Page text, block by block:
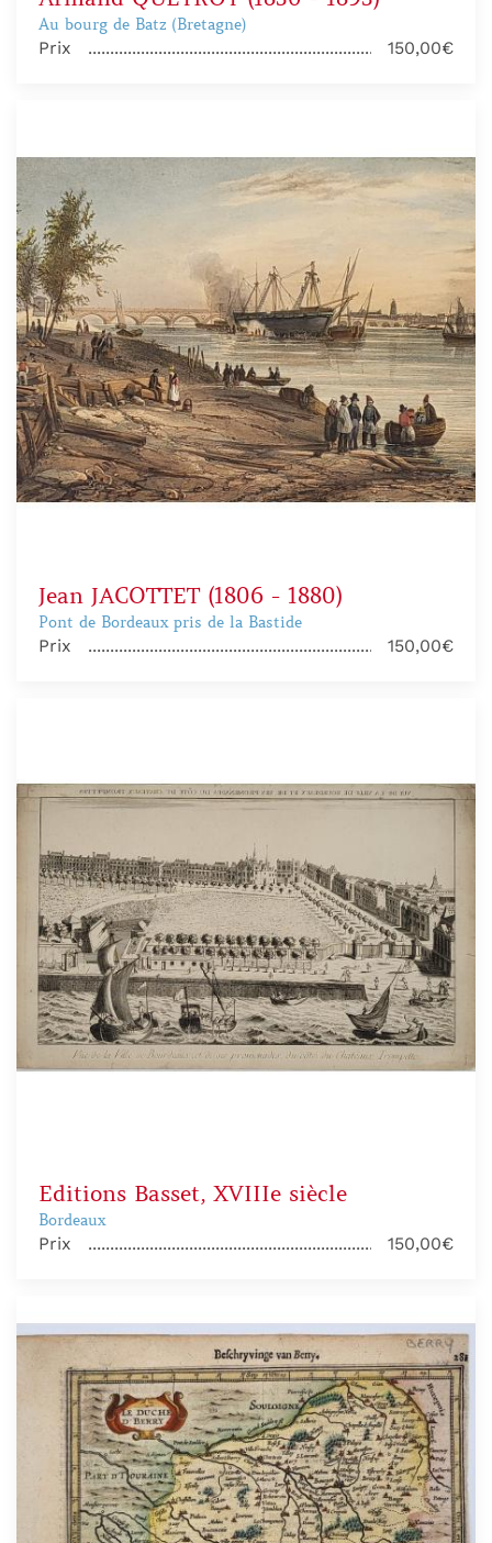
Au bourg de Batz (Bretagne)
Prix 150,00€
Jean JACOTTET (1806 - 1880)
Pont de Bordeaux pris de la Bastide
Prix 150,00€
Editions Basset, XVIIIe siècle
Bordeaux
Prix 150,00€